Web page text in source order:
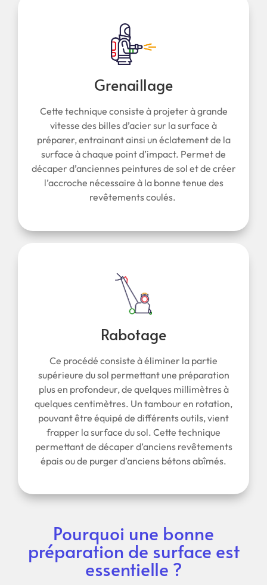
Grenaillage
Cette technique consiste à projeter à grande
vitesse des billes d’acier sur la surface à
préparer, entrainant ainsi un éclatement de la
surface à chaque point d’impact. Permet de
décaper d’anciennes peintures de sol et de créer
l’accroche nécessaire à la bonne tenue des
revêtements coulés.
Rabotage
Ce procédé consiste à éliminer la partie
supérieure du sol permettant une préparation
plus en profondeur, de quelques millimètres à
quelques centimètres. Un tambour en rotation,
pouvant être équipé de différents outils, vient
frapper la surface du sol. Cette technique
permettant de décaper d’anciens revêtements
épais ou de purger d’anciens bétons abîmés.
Pourquoi une bonne
préparation de surface est
essentielle ?